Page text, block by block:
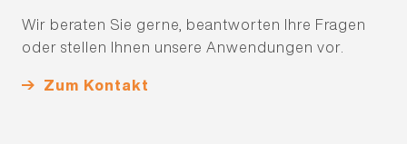
Wir beraten Sie gerne, beantworten Ihre Fragen
oder stellen Ihnen unsere Anwendungen vor.
Zum Kontakt